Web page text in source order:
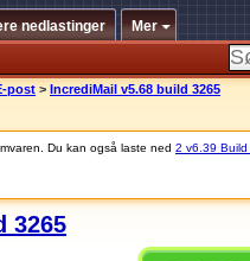
nedlastinger Mer
post > IncrediMail v5.68 build 3265
Du kan også laste ned 2 v6.39 Build
3265